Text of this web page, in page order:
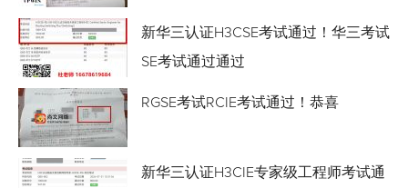
新华三认证H3CSE考试通过！华三考试
SE考试通过通过
RGSE考试RCIE考试通过！恭喜
新华三认证H3CIE专家级工程师考试通